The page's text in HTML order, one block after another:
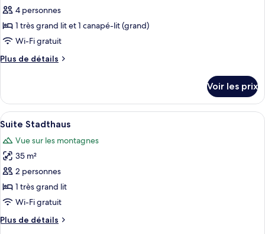
fumeurs,
hypoallergénique
pour
ce
type
chambre :
with
2
4 personnes
1 très grand lit et 1 canapé-lit (grand)
Wi-Fi gratuit
Plus de détails
Plus
le
type
de
Suite
Maximilian
2
Bathrooms
Voir les prix
Afficher
toutes
les
photos
pour
ce
type
chambre :
Une chambre d’hôtel comprenant
5
Suite Stadthaus
Vue sur les montagnes
35 m²
2 personnes
1 très grand lit
Wi-Fi gratuit
Plus de détails
Plus